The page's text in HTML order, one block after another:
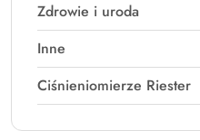
Zdrowie i uroda
Inne
Ciśnieniomierze Riester